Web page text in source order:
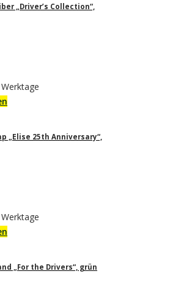
„Driver’s Collection“,
„Elise 25th Anniversary“,
„For the Drivers“, grün